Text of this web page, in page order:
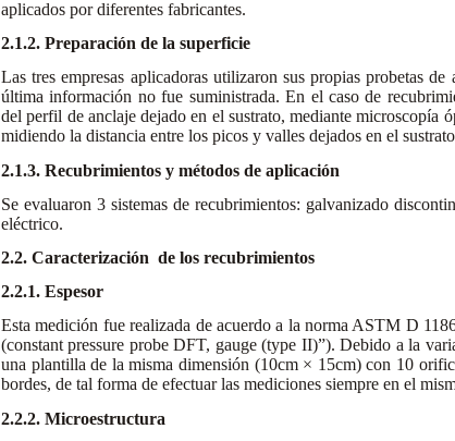
aplicados por diferentes fabricantes.
2.1.2. Preparación de la superficie
Las tres empresas aplicadoras utilizaron sus propias probetas
última información no fue suministrada. En el caso de
del perfil de anclaje dejado en el sustrato, mediante
midiendo la distancia entre los picos y valles dejados en el
2.1.3. Recubrimientos y métodos de aplicación
Se evaluaron 3 sistemas de recubrimientos: galvanizado
eléctrico.
2.2. Caracterización de los recubrimientos
2.2.1. Espesor
Esta medición fue realizada de acuerdo a la norma ASTM D
(constant pressure probe DFT, gauge (type II)”). Debido a la
una plantilla de la misma dimensión (10cm × 15cm) con 10
bordes, de tal forma de efectuar las mediciones siempre en el
2.2.2. Microestructura